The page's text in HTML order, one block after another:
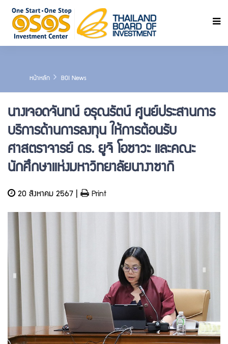
หน้าหลัก BOI News
นางเจอดจันทน์ อรุณรัตน์ ศูนย์ประสานการ
บริการด้านการลงทุน ให้การต้อนรับ
ศาสตราจารย์ ดร. ยูจิ โอซาวะ และคณะ
นักศึกษาแห่งมหาวิทยาลัยนางาซากิ
20 สิงหาคม 2567 | Print